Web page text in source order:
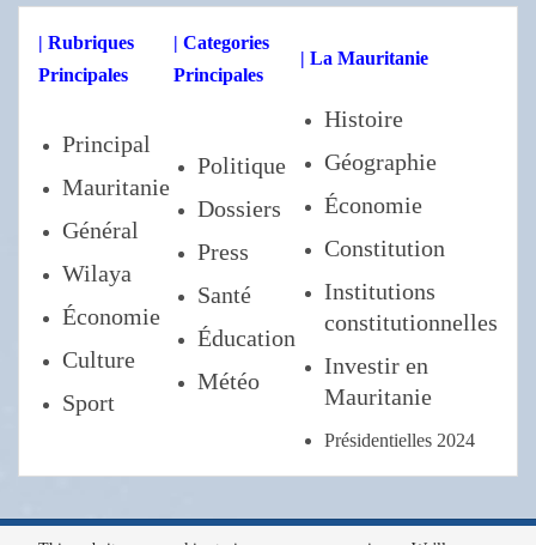
| Rubriques
Principales
| Categories
Principales
| La Mauritanie
Principal
Mauritanie
Général
Wilaya
Économie
Culture
Sport
Politique
Dossiers
Press
Santé
Éducation
Météo
Histoire
Géographie
Économie
Constitution
Institutions
constitutionnelles
Investir en
Mauritanie
Présidentielles 2024